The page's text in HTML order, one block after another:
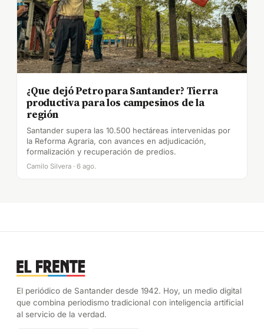
¿Que dejó Petro para Santander? Tierra
productiva para los campesinos de la
región
Santander supera las 10.500 hectáreas intervenidas por
la Reforma Agraria, con avances en adjudicación,
formalización y recuperación de predios.
Camilo Silvera · 6 ago.
El periódico de Santander desde 1942. Hoy, un medio digital
que combina periodismo tradicional con inteligencia artificial
al servicio de la verdad.